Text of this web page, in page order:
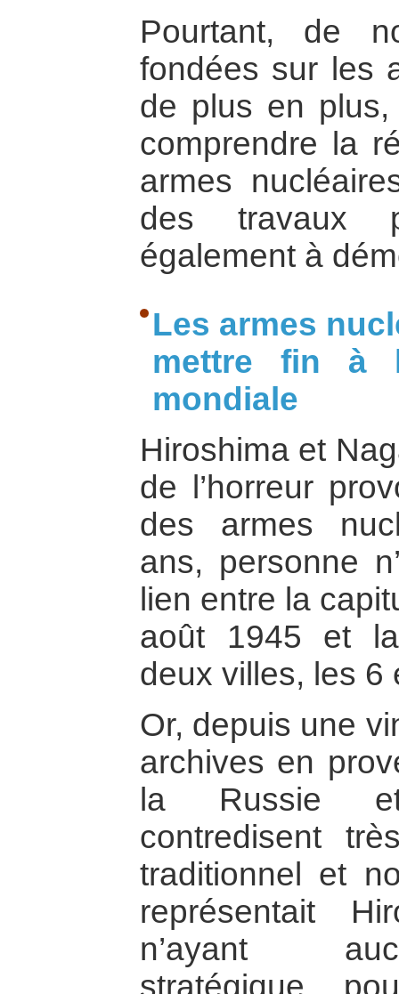
Pourtant, de
fondées sur les
de plus en
comprendre la
armes
des travaux
également à
Les armes
mettre fin à
mondiale
Hiroshima et
de l’horreur
des armes
ans, personne
lien entre la
août 1945 et
deux villes, les 6
Or, depuis une
archives en
la Russie
contredisent
traditionnel et
représentait
n’ayant
stratégique,